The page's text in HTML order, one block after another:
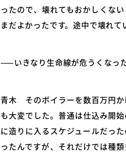
ったので、壊れてもおかしくな
まだよかったです。途中で壊れて
——いきなり生命線が危うくなっ
青木 そのボイラーを数百万円か
も大変でした。普通は仕込み開
に造りに入るスケジュールだっ
ったんですが、それだけでは種